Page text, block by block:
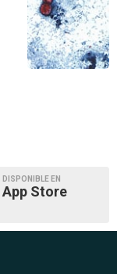
DISPONIBLE EN
App Store